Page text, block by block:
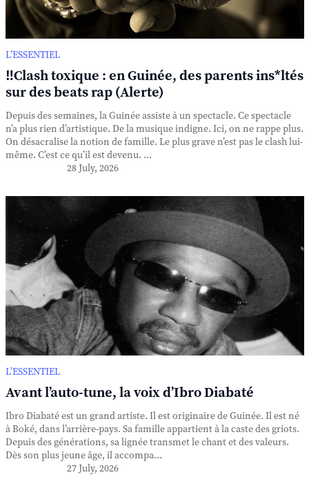
L’ESSENTIEL
‼️Clash toxique : en Guinée, des parents ins*ltés
sur des beats rap (Alerte)
Depuis des semaines, la Guinée assiste à un spectacle. Ce spectacle
n’a plus rien d’artistique. De la musique indigne. Ici, on ne rappe plus.
On désacralise la notion de famille. Le plus grave n’est pas le clash lui-
même. C’est ce qu’il est devenu. ...
28 July, 2026
L’ESSENTIEL
Avant l’auto-tune, la voix d’Ibro Diabaté
Ibro Diabaté est un grand artiste. Il est originaire de Guinée. Il est né
à Boké, dans l’arrière-pays. Sa famille appartient à la caste des griots.
Depuis des générations, sa lignée transmet le chant et des valeurs.
Dès son plus jeune âge, il accompa...
27 July, 2026